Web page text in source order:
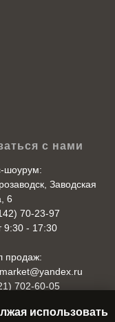
с нами
Заводская
6
70-23-97
9:30 - 17:30
продаж:
702-60-05
10:00 - 18:00
использовать